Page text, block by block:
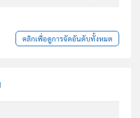
คลิกเพื่อดูการจัดอันดับทั้งหมด